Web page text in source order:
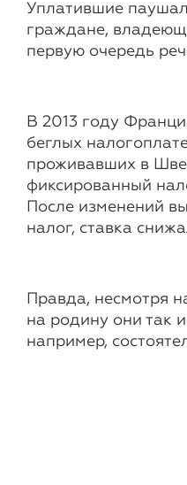
Уплатившие
граждане,
первую очередь
В 2013 году
беглых
проживавших в
фиксированный
После изменений
налог, ставка
Правда, несмотря
на родину они так
например,